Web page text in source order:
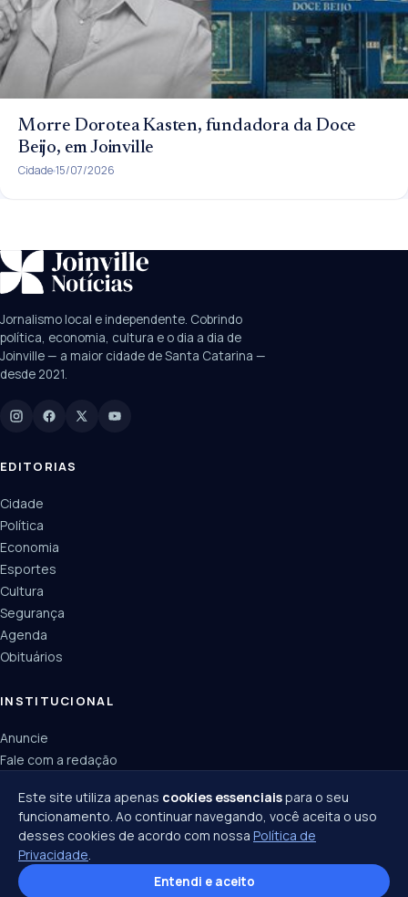
Morre Dorotea Kasten, fundadora da Doce
Beijo, em Joinville
Cidade15/07/2026
SUGESTÕES: JEC
Câmara
UPA Sul
Manchetes, colunistas e editorias do JN
Jornalismo local e independente. Cobrindo
política, economia, cultura e o dia a dia de
Joinville — a maior cidade de Santa Catarina —
desde 2021.
EDITORIAS
Cidade
Política
Economia
Esportes
Cultura
Segurança
Agenda
Obituários
INSTITUCIONAL
Anuncie
Fale com a redação
© 2026 Joinville Notícias · Todos os direitos reservados · Política de privacidade
Termos de uso
Este site utiliza apenas cookies essenciaispara o seu
funcionamento. Ao continuar navegando, você aceita o uso
desses cookies de acordo com nossa Política de
Privacidade.
Entendi e aceito